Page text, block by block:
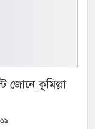
জোনে কুমিল্লা